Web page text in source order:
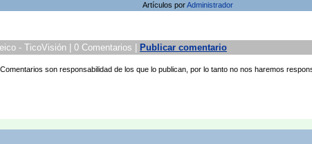
Artículos porAdministrador
- TicoVisión | 0 Comentarios |
Publicar comentario
son responsabilidad de los que lo publican, por lo tanto no nos haremos